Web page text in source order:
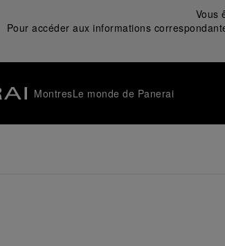
Vous
Pour accéder aux informations
MontresLe monde de Panerai